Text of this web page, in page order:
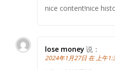
nice content!nice
lose money 说：
2024年1月27日 在 上午